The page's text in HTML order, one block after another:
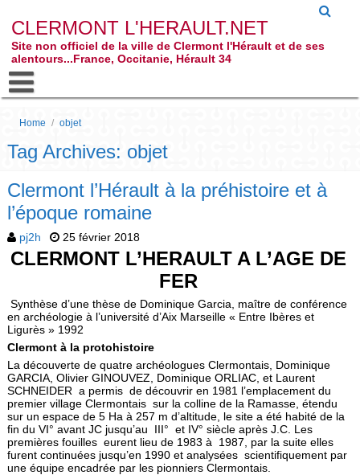
CLERMONT L'HERAULT.NET
Site non officiel de la ville de Clermont l'Hérault et de ses
alentours...France, Occitanie, Hérault 34
Home / objet
Tag Archives: objet
Clermont l’Hérault à la préhistoire et à
l’époque romaine
pj2h 25 février 2018
CLERMONT L’HERAULT A L’AGE DE
FER
Synthèse d’une thèse de Dominique Garcia, maître de conférence
en archéologie à l’université d’Aix Marseille « Entre Ibères et
Ligurès » 1992
Clermont à la protohistoire
La découverte de quatre archéologues Clermontais, Dominique
GARCIA, Olivier GINOUVEZ, Dominique ORLIAC, et Laurent
SCHNEIDER a permis de découvrir en 1981 l’emplacement du
premier village Clermontais sur la colline de la Ramasse, étendu
sur un espace de 5 Ha à 257 m d’altitude, le site a été habité de la
fin du VI° avant JC jusqu’au III° et IV° siècle après J.C. Les
premières fouilles eurent lieu de 1983 à 1987, par la suite elles
furent continuées jusqu’en 1990 et analysées scientifiquement par
une équipe encadrée par les pionniers Clermontais.